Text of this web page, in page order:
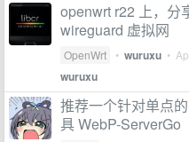
openwrt r22 上，分
wireguard 虚拟网
OpenWrt • wuruxu •
wuruxu
推荐一个针对单点
具 WebP-ServerGo